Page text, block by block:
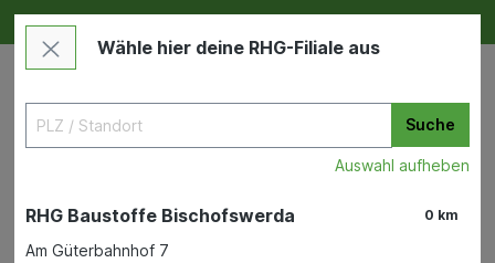
Deine RHG NEU ERLEBEN
Wähle hier deine RHG-Filiale aus
Suche
Auswahl aufheben
0 km
RHG Baustoffe Bischofswerda
Am Güterbahnhof 7